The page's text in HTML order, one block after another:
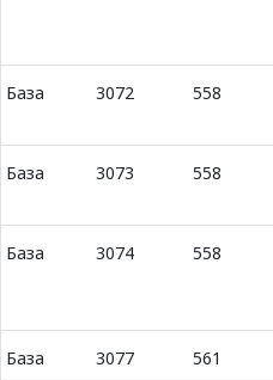
База 3072 558
База 3073 558
База 3074 558
База 3077 561